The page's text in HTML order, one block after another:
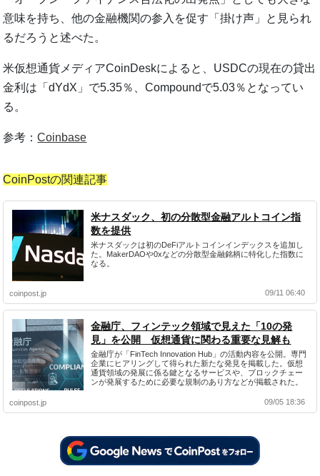
意味を持ち、他の金融機関の参入を促す「掛け声」と見られ
るだろうと述べた。
米仮想通貨メディアCoinDeskによると、USDCの現在の貸出
金利は「dYdX」で5.35％、Compoundで5.03％となってい
る。
参考：Coinbase
CoinPostの関連記事
米ナスダック、初の分散型金融アルトコイン指
数を提供
米ナスダックは初のDeFiアルトコインインデックスを追加し
た。MakerDAOや0xなどの分散型金融銘柄に特化した指数に
なる。
coinpost.jp 09/11 06:40
金融庁、フィンテック領域で見えた「10の発
見」を公開 仮想通貨に関わる重要な見解も
金融庁が「FinTech Innovation Hub」の活動内容を公開。専門
企業にヒアリングして得られた新たな発見を掲載した。仮想
通貨領域の発展に係る鍵となるサービスや、ブロックチェー
ンが発展するために必要な規制のあり方などが掲載された。
coinpost.jp 09/05 18:36